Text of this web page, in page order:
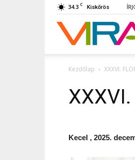
34.3 C Kiskőrös
VIRA
Kezdőlap XXXVI.
Kecel , 2025.